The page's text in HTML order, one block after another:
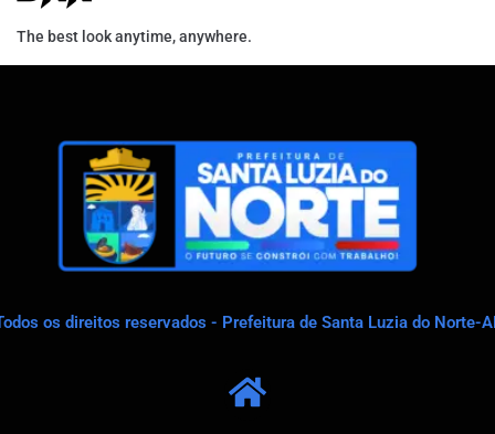
The best look anytime, anywhere.
os direitos reservados - Prefeitura de Santa Luzia do Norte-